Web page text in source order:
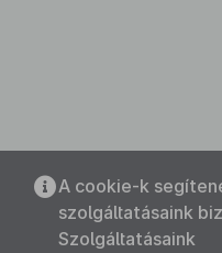
A cookie-k
szolgáltatásaink
Szolgáltatásaink